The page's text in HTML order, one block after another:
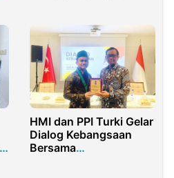
HMI dan PPI Turki Gelar
Dialog Kebangsaan
Bersama